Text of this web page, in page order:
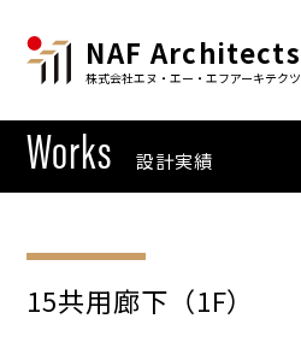
NAF Architects
株式会社エヌ・エー・エフアーキテクツ
Works 設計実績
15共用廊下（1F）